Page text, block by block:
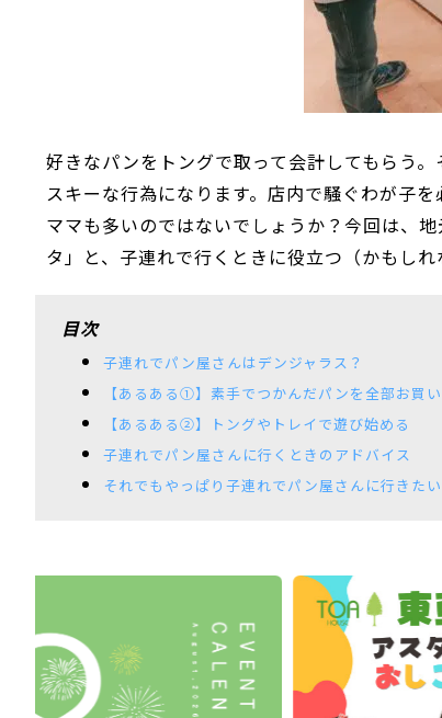
好きなパンをトングで取って会計してもらう
スキーな行為になります。店内で騒ぐわが子
ママも多いのではないでしょうか？今回は、
タ」と、子連れで行くときに役立つ（かもし
目次
子連れでパン屋さんはデンジャラス？
【あるある➀】素手でつかんだパンを全部お買
【あるある②】トングやトレイで遊び始める
子連れでパン屋さんに行くときのアドバイス
それでもやっぱり子連れでパン屋さんに行きたい